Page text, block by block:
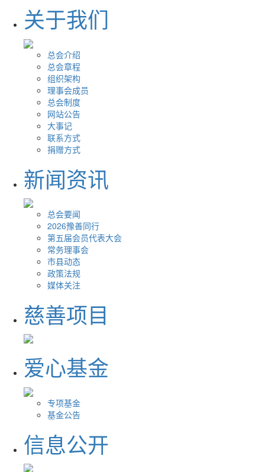
关于我们
总会介绍
总会章程
组织架构
理事会成员
总会制度
网站公告
大事记
联系方式
捐赠方式
新闻资讯
总会要闻
2026豫善同行
第五届会员代表大会
常务理事会
市县动态
政策法规
媒体关注
慈善项目
爱心基金
专项基金
基金公告
信息公开